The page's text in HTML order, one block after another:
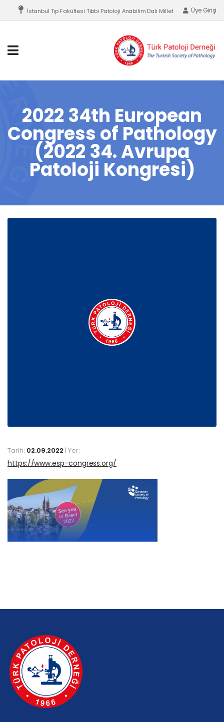
İstanbul Tıp Fakültesi Tıbbi Patoloji Anabilim Dalı Millet Cad. Topkapı, Fatih-
Üye Girişi
2022 34th European
Congress of Pathology
(2022 34. Avrupa
Patoloji Kongresi)
Tarih: 02.09.2022 | Yer:
https://www.esp-congress.org/